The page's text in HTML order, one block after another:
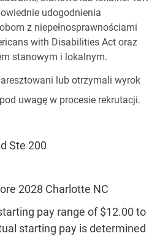
udogodnienia
z niepełnosprawnościami
with Disabilities Act oraz
stanowym i lokalnym.
lub otrzymali wyrok
uwagę w procesie rekrutacji.
Ste 200
2028 Charlotte NC
pay range of $12.00 to
starting pay is determined